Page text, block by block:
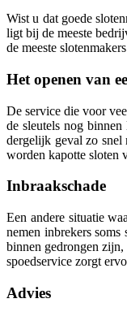
Wist u dat goede
ligt bij de meeste
de meeste
Het openen van
De service die voor
de sleutels nog
dergelijk geval zo snel
worden kapotte sloten
Inbraakschade
Een andere situatie
nemen inbrekers
binnen gedrongen
spoedservice zorgt
Advies